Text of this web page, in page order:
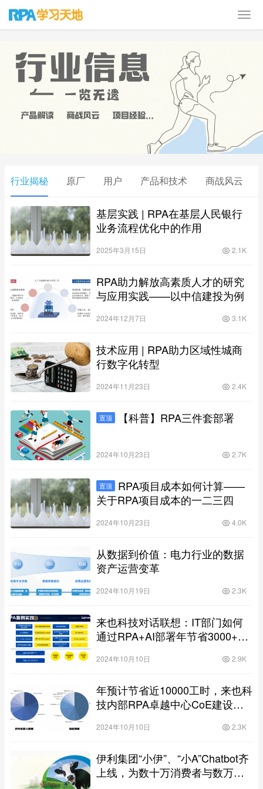
行业揭秘 原厂 用户 产品和技术 商战风云
基层实践 | RPA在基层人民银行
业务流程优化中的作用
2025年3月15日 2.1K
RPA助力解放高素质人才的研究
与应用实践——以中信建投为例
2024年12月7日 3.1K
技术应用 | RPA助力区域性城商
行数字化转型
2024年11月23日 2.4K
置顶 【科普】RPA三件套部署
2024年10月23日 2.7K
置顶 RPA项目成本如何计算——
关于RPA项目成本的一二三四
2024年10月23日 4.0K
从数据到价值：电力行业的数据
资产运营变革
2024年10月19日 2.3K
来也科技对话联想：IT部门如何
通过RPA+AI部署年节省3000+工
2024年10月10日 2.9K
年预计节省近10000工时，来也科
技内部RPA卓越中心CoE建设实
2024年10月10日 2.3K
伊利集团“小伊”、“小A”Chatbot齐
上线，为数十万消费者与数万名